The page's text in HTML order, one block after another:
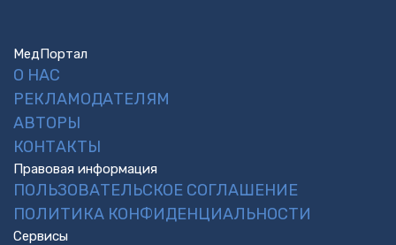
МедПортал
О НАС
РЕКЛАМОДАТЕЛЯМ
АВТОРЫ
КОНТАКТЫ
Правовая информация
ПОЛЬЗОВАТЕЛЬСКОЕ СОГЛАШЕНИЕ
ПОЛИТИКА КОНФИДЕНЦИАЛЬНОСТИ
Сервисы